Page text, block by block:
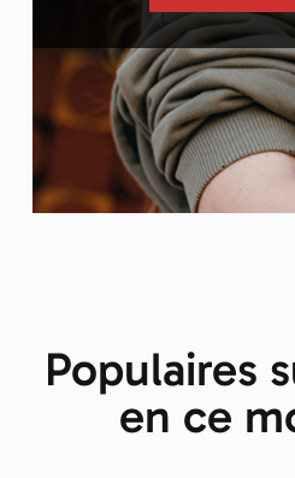
Populaires
en ce